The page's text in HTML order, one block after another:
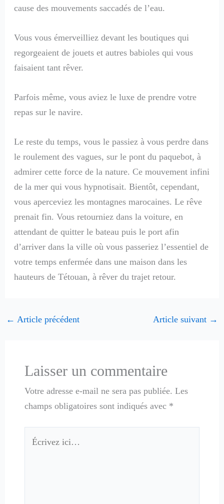
cause des mouvements saccadés de l’eau.
Vous vous émerveilliez devant les boutiques qui
regorgeaient de jouets et autres babioles qui vous
faisaient tant rêver.
Parfois même, vous aviez le luxe de prendre votre
repas sur le navire.
Le reste du temps, vous le passiez à vous perdre dans
le roulement des vagues, sur le pont du paquebot, à
admirer cette force de la nature. Ce mouvement infini
de la mer qui vous hypnotisait. Bientôt, cependant,
vous aperceviez les montagnes marocaines. Le rêve
prenait fin. Vous retourniez dans la voiture, en
attendant de quitter le bateau puis le port afin
d’arriver dans la ville où vous passeriez l’essentiel de
votre temps enfermée dans une maison dans les
hauteurs de Tétouan, à rêver du trajet retour.
← Article précédent Article suivant →
Laisser un commentaire
Votre adresse e-mail ne sera pas publiée. Les
champs obligatoires sont indiqués avec *